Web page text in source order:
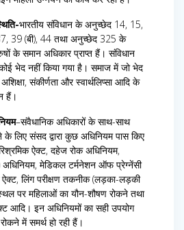
भारतीय संविधान के अनुच्छेद 14, 15,
39 (बी), 44 तथा अनुच्छेद 325 के
के समान अधिकार प्राप्त हैं। संविधान
भेद नहीं किया गया है। समाज में जो भेद
संकीर्णता और स्वार्थलिप्सा आदि के
हैं।
–संवैधानिक अधिकारों के साथ-साथ
लिए संसद द्वारा कुछ अधिनियम पास किए
ऐक्ट, दहेज रोक अधिनियम,
अधिनियम, मेडिकल टर्मनेशन ऑफ प्रेग्नेंसी
ऐक्ट, लिंग परीक्षण तकनीक (लड़का-लड़की
पर महिलाओं का यौन-शौषण रोकने तथा
आदि। इन अधिनियमों का सही उपयोग
में समर्थ हो रही हैं।